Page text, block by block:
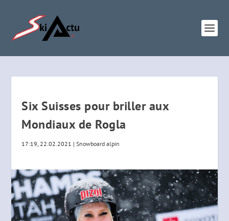
Six Suisses pour briller aux
Mondiaux de Rogla
17:19, 22.02.2021 |Snowboard alpin